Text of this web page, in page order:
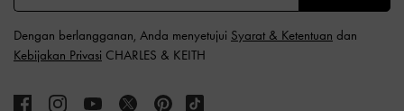
Dengan berlangganan, Anda menyetujui Syarat & Ketentuan dan
Kebijakan Privasi CHARLES & KEITH